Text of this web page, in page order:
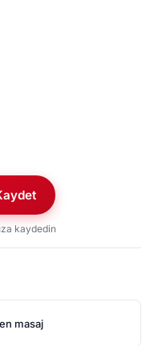
kaydedin
masaj